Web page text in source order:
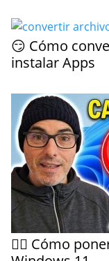
😏 Cómo
instalar Apps
🤷‍♀️ Cómo